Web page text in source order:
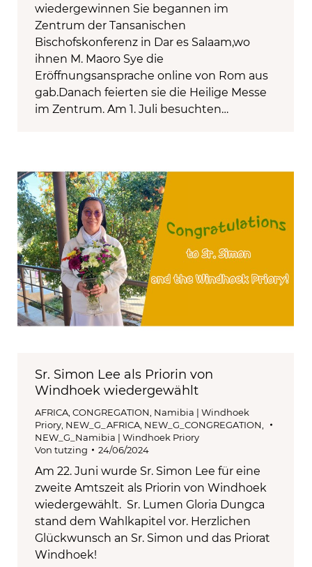
wiedergewinnen Sie begannen im
Zentrum der Tansanischen
Bischofskonferenz in Dar es Salaam,wo
ihnen M. Maoro Sye die
Eröffnungsansprache online von Rom aus
gab.Danach feierten sie die Heilige Messe
im Zentrum. Am 1. Juli besuchten…
Sr. Simon Lee als Priorin von
Windhoek wiedergewählt
AFRICA CONGREGATION Namibia | Windhoek
Priory NEW_G_AFRICA NEW_G_CONGREGATION
NEW_G_Namibia | Windhoek Priory
Von tutzing 24/06/2024
Am 22. Juni wurde Sr. Simon Lee für eine
zweite Amtszeit als Priorin von Windhoek
wiedergewählt. Sr. Lumen Gloria Dungca
stand dem Wahlkapitel vor. Herzlichen
Glückwunsch an Sr. Simon und das Priorat
Windhoek!